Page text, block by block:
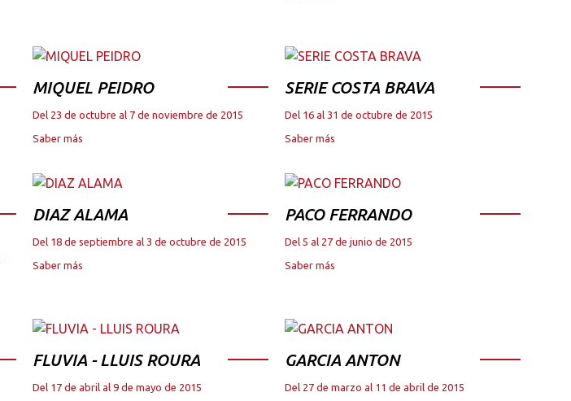
MIQUEL PEIDRO
Del 23 de octubre al 7 de noviembre de 2015
Saber más
SERIE COSTA BRAVA
Del 16 al 31 de octubre de 2015
Saber más
DIAZ ALAMA
Del 18 de septiembre al 3 de octubre de 2015
Saber más
PACO FERRANDO
Del 5 al 27 de junio de 2015
Saber más
FLUVIA - LLUIS ROURA
Del 17 de abril al 9 de mayo de 2015
GARCIA ANTON
Del 27 de marzo al 11 de abril de 2015